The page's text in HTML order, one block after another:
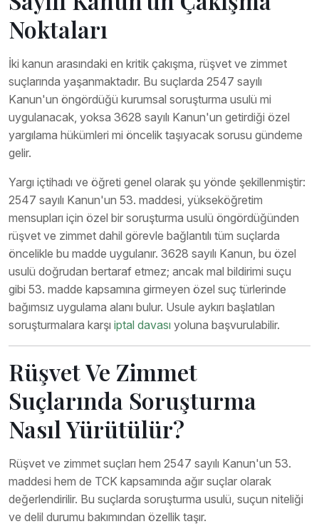
Noktaları
İki kanun arasındaki en kritik çakışma, rüşvet ve zimmet
suçlarında yaşanmaktadır. Bu suçlarda 2547 sayılı
Kanun'un öngördüğü kurumsal soruşturma usulü mi
uygulanacak, yoksa 3628 sayılı Kanun'un getirdiği özel
yargılama hükümleri mi öncelik taşıyacak sorusu gündeme
gelir.
Yargı içtihadı ve öğreti genel olarak şu yönde şekillenmiştir:
2547 sayılı Kanun'un 53. maddesi, yükseköğretim
mensupları için özel bir soruşturma usulü öngördüğünden
rüşvet ve zimmet dahil görevle bağlantılı tüm suçlarda
öncelikle bu madde uygulanır. 3628 sayılı Kanun, bu özel
usulü doğrudan bertaraf etmez; ancak mal bildirimi suçu
gibi 53. madde kapsamına girmeyen özel suç türlerinde
bağımsız uygulama alanı bulur. Usule aykırı başlatılan
soruşturmalara karşı iptal davası yoluna başvurulabilir.
Rüşvet Ve Zimmet
Suçlarında Soruşturma
Nasıl Yürütülür?
Rüşvet ve zimmet suçları hem 2547 sayılı Kanun'un 53.
maddesi hem de TCK kapsamında ağır suçlar olarak
değerlendirilir. Bu suçlarda soruşturma usulü, suçun niteliği
ve delil durumu bakımından özellik taşır.